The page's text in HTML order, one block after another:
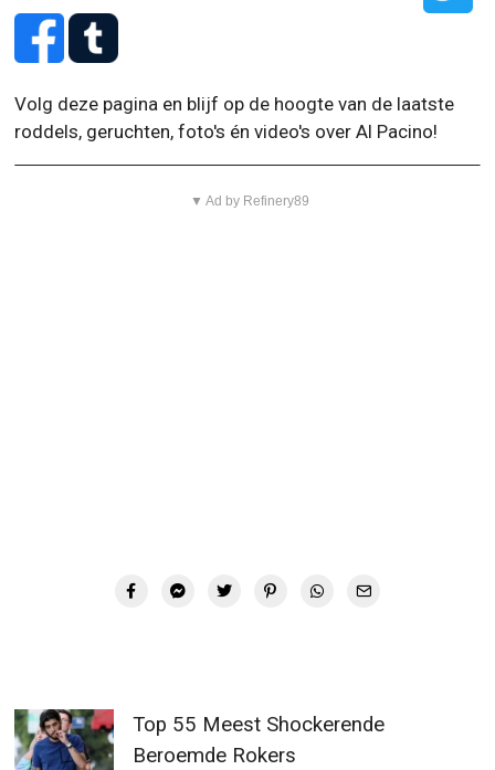
Volg deze pagina en blijf op de hoogte van de laatste
roddels, geruchten, foto's én video's over Al Pacino!
▼ Ad by Refinery89
Top 55 Meest Shockerende
Beroemde Rokers